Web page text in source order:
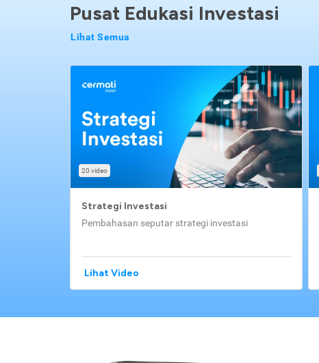
Pusat Edukasi Investasi
Lihat Semua
20 video
Strategi Investasi
Pembahasan seputar strategi investasi
Lihat Video